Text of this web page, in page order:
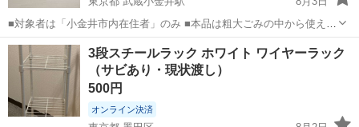
■対象者は「小金井市内在住者」のみ ■本品は粗大ごみの中から使える
ものを修繕した再生家具です。 ■サイズ：幅59×奥行34×高さ
47（cm） ■重量：4.1（kg） ■状態：目立った傷なし。コンパクト
で、どこに置い...
東京 小金井市 収納家具 引渡し
3段スチールラック ホワイト ワイヤーラック
（サビあり・現状渡し）
500円
オンライン決済